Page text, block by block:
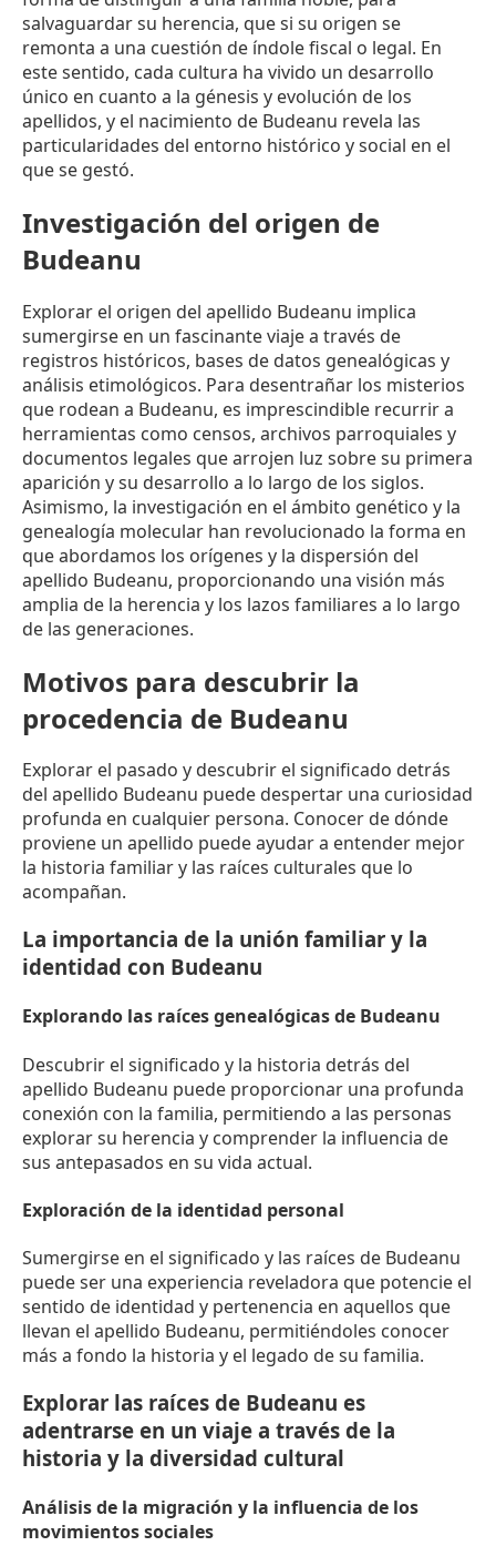
salvaguardar su herencia, que si su origen se
remonta a una cuestión de índole fiscal o legal. En
este sentido, cada cultura ha vivido un desarrollo
único en cuanto a la génesis y evolución de los
apellidos, y el nacimiento de Budeanu revela las
particularidades del entorno histórico y social en el
que se gestó.
Investigación del origen de
Budeanu
Explorar el origen del apellido Budeanu implica
sumergirse en un fascinante viaje a través de
registros históricos, bases de datos genealógicas y
análisis etimológicos. Para desentrañar los misterios
que rodean a Budeanu, es imprescindible recurrir a
herramientas como censos, archivos parroquiales y
documentos legales que arrojen luz sobre su primera
aparición y su desarrollo a lo largo de los siglos.
Asimismo, la investigación en el ámbito genético y la
genealogía molecular han revolucionado la forma en
que abordamos los orígenes y la dispersión del
apellido Budeanu, proporcionando una visión más
amplia de la herencia y los lazos familiares a lo largo
de las generaciones.
Motivos para descubrir la
procedencia de Budeanu
Explorar el pasado y descubrir el significado detrás
del apellido Budeanu puede despertar una curiosidad
profunda en cualquier persona. Conocer de dónde
proviene un apellido puede ayudar a entender mejor
la historia familiar y las raíces culturales que lo
acompañan.
La importancia de la unión familiar y la
identidad con Budeanu
Explorando las raíces genealógicas de Budeanu
Descubrir el significado y la historia detrás del
apellido Budeanu puede proporcionar una profunda
conexión con la familia, permitiendo a las personas
explorar su herencia y comprender la influencia de
sus antepasados en su vida actual.
Exploración de la identidad personal
Sumergirse en el significado y las raíces de Budeanu
puede ser una experiencia reveladora que potencie el
sentido de identidad y pertenencia en aquellos que
llevan el apellido Budeanu, permitiéndoles conocer
más a fondo la historia y el legado de su familia.
Explorar las raíces de Budeanu es
adentrarse en un viaje a través de la
historia y la diversidad cultural
Análisis de la migración y la influencia de los
movimientos sociales